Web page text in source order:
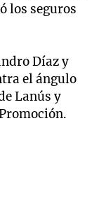
los seguros
Díaz y
el ángulo
Lanús y